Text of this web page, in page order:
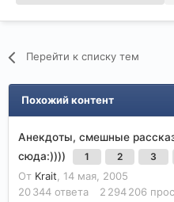
Перейти к списку тем
Похожий контент
Анекдоты, смешные
сюда:))))
1 2 3
От Krait
14 мая, 2005
20 344 ответа 2 294 206